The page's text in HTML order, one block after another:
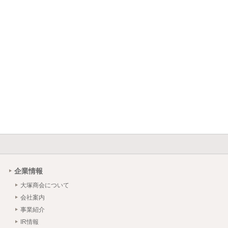
企業情報
大塚商会について
会社案内
事業紹介
IR情報